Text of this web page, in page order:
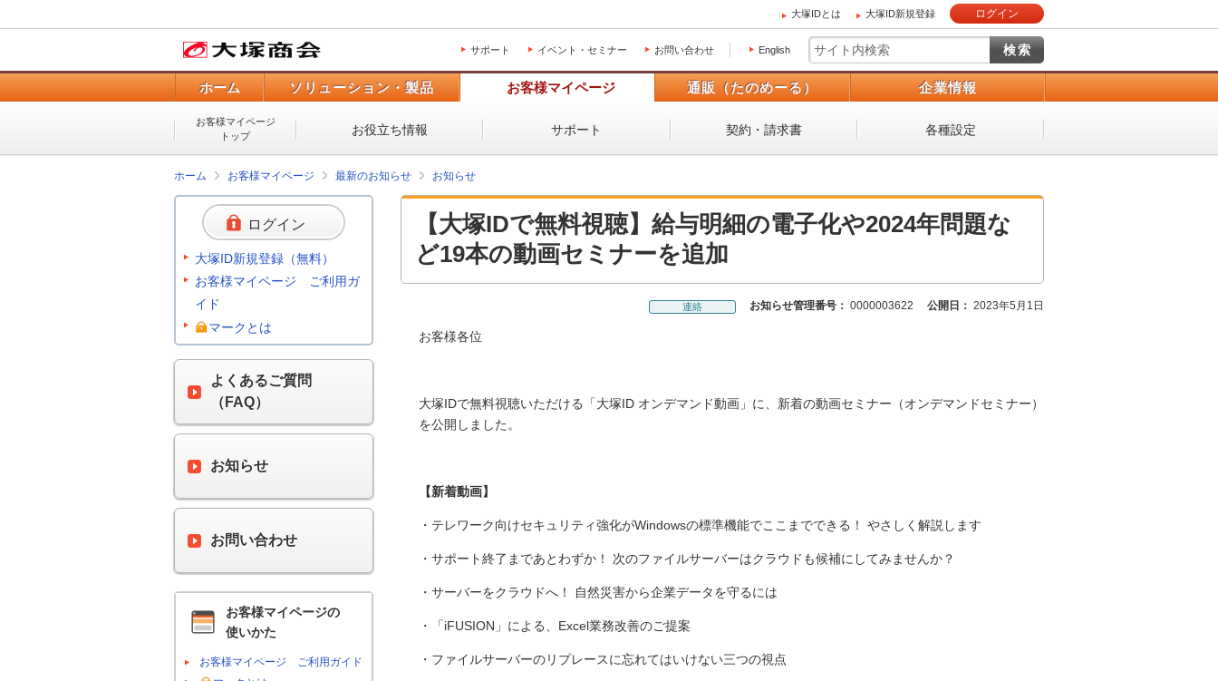
大塚IDとは 大塚ID新規登録 ログイン
サポート イベント・セミナー お問い合わせ English
ホーム ソリューション・製品 お客様マイページ 通販（たのめーる） 企業情報
お客様マイページ
トップ
お役立ち情報 サポート 契約・請求書 各種設定
ホーム お客様マイページ 最新のお知らせ お知らせ
【大塚IDで無料視聴】給与明細の電子化や2024年問題な
ど19本の動画セミナーを追加
連絡 お知らせ管理番号： 0000003622 公開日： 2023年5月1日
お客様各位
大塚IDで無料視聴いただける「大塚ID オンデマンド動画」に、新着の動画セミナー（オンデマンドセミナー）
を公開しました。
【新着動画】
・テレワーク向けセキュリティ強化がWindowsの標準機能でここまでできる！ やさしく解説します
・サポート終了まであとわずか！ 次のファイルサーバーはクラウドも候補にしてみませんか？
・サーバーをクラウドへ！ 自然災害から企業データを守るには
・「iFUSION」による、Excel業務改善のご提案
・ファイルサーバーのリプレースに忘れてはいけない三つの視点
ログイン
大塚ID新規登録（無料）
お客様マイページ ご利用ガ
イド
マークとは
よくあるご質問
（FAQ）
お知らせ
お問い合わせ
お客様マイページの
使いかた
お客様マイページ ご利用ガイド